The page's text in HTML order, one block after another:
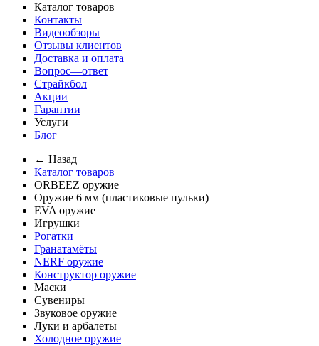
Каталог товаров
Контакты
Видеообзоры
Отзывы клиентов
Доставка и оплата
Вопрос—ответ
Страйкбол
Акции
Гарантии
Услуги
Блог
← Назад
Каталог товаров
ORBEEZ оружие
Оружие 6 мм (пластиковые пульки)
EVA оружие
Игрушки
Рогатки
Гранатамёты
NERF оружие
Конструктор оружие
Маски
Сувениры
Звуковое оружие
Луки и арбалеты
Холодное оружие